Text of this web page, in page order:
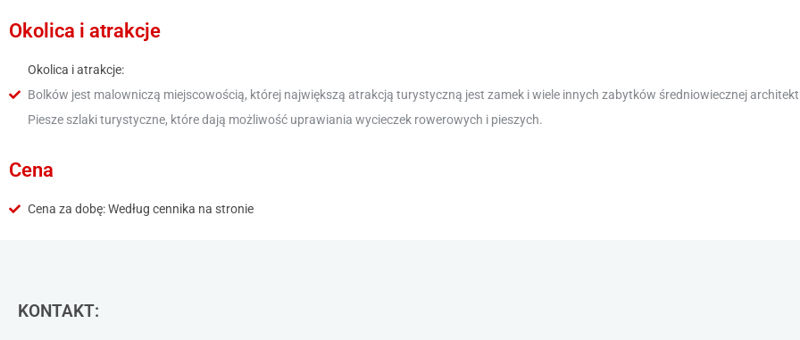
Okolica i atrakcje
Okolica i atrakcje:
Bolków jest malowniczą miejscowością, której największą atrakcją turystyczną jest zamek i wiele innych zabytków średniowiecznej
Piesze szlaki turystyczne, które dają możliwość uprawiania wycieczek rowerowych i pieszych.
Cena
Cena za dobę: Według cennika na stronie
KONTAKT: